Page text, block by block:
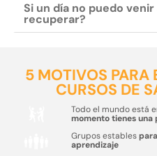
Si un día no puedo
recuperar?
5 MOTIVOS PARA
CURSOS DE
Todo el mundo está
momento tienes una
Grupos estables
aprendizaje